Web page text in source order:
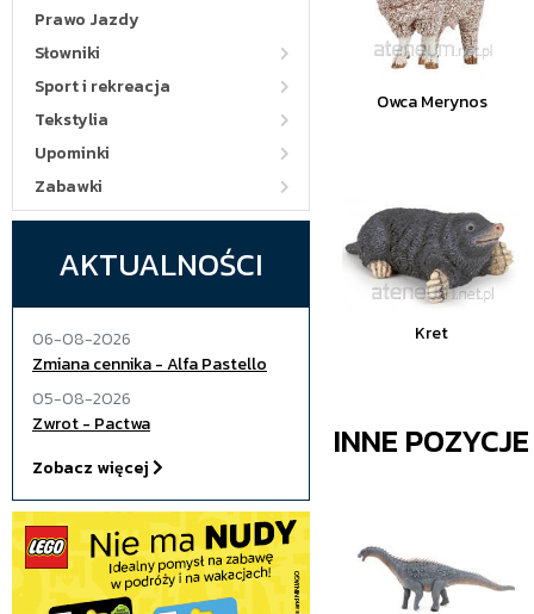
Prawo Jazdy
Słowniki
Sport i rekreacja
Tekstylia
Upominki
Zabawki
AKTUALNOŚCI
06-08-2026
Zmiana cennika - Alfa Pastello
05-08-2026
Zwrot - Pactwa
Zobacz więcej
Owca Merynos
Kret
INNE